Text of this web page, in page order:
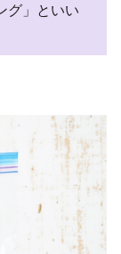
グ」といい